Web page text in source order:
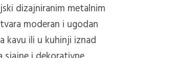
dizajniranim metalnim
moderan i ugodan
kavu ili u kuhinji iznad